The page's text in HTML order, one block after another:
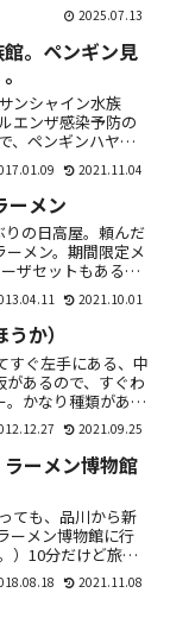
2025.07.13
。ペンギン見
ンシャイン水族
エンザ感染予防の
、ペンギンハヤシ
2021.11.04
ーメン
の日高屋。頼んだ
メン。期間限定メ
ザセットもあるよ
辛そう。実際辛い。
私が食べられるか
2021.10.01
か）
すぐ左手にある、中
あるので、すぐわ
かなり種類があ
をつけると、それな
店にしては、ライス
2021.09.25
ーメン博物館
ても、品川から新
ーメン博物館に行
）10分だけど旅行
2021.11.08